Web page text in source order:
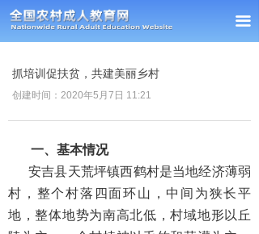
끀
首页
通知公告
政策法规
课题研究
抓培训促扶贫，共建美丽乡村
创建时间： 2020年5月7日 11:21
一、基本情况
安吉县天荒坪镇西鹤村是当地经济薄弱
村，整个村落四面环山，中间为狭长平
地，整体地势为南高北低，村域地形以丘